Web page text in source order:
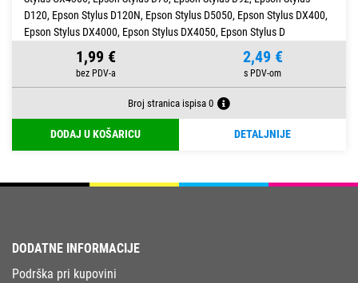
D120, Epson Stylus D120N, Epson Stylus D5050, Epson Stylus DX400,
Epson Stylus DX4000, Epson Stylus DX4050, Epson Stylus D
1,99 € 2,49 €
Broj stranica ispisa 0
DODAJ U KOŠARICU DETALJNIJE
DODATNE INFORMACIJE
Podrška pri kupovini